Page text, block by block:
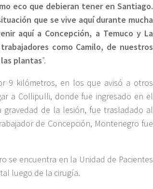
eco que debieran tener en Santiago.
que se vive aquí durante mucha
aquí a Concepción, a Temuco y La
como Camilo, de nuestros
plantas”.
9 kilómetros, en los que avisó a otros
a Collipulli, donde fue ingresado en el
de la lesión, fue trasladado al
de Concepción, Montenegro fue
se encuentra en la Unidad de Pacientes
luego de la cirugía.